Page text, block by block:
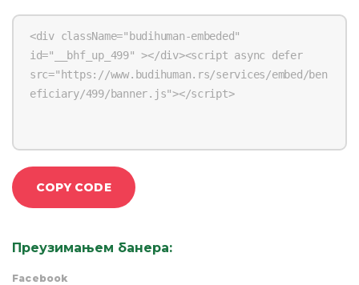
COPY CODE
Преузимањем банера:
Facebook